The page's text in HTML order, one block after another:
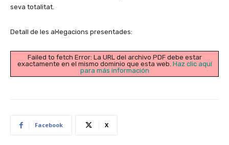
seva totalitat.
Detall de les al·legacions presentades:
Failed to fetch Error: La URL del archivo PDF debe estar
exactamente en el mismo dominio que esta web. Haz clic aquí
para más información
Facebook X